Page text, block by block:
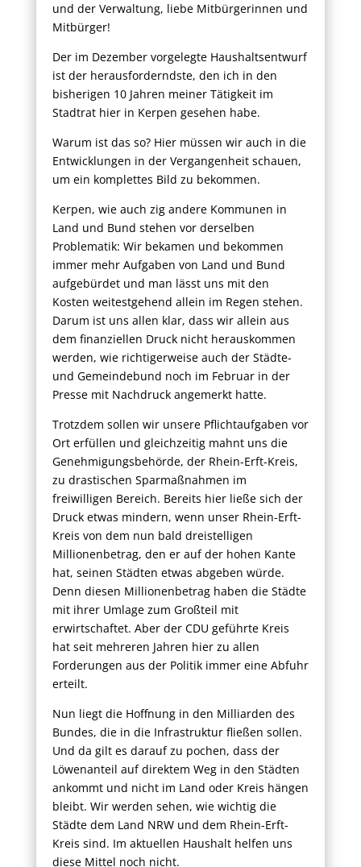
und der Verwaltung, liebe Mitbürgerinnen und
Mitbürger!
Der im Dezember vorgelegte Haushaltsentwurf
ist der herausforderndste, den ich in den
bisherigen 10 Jahren meiner Tätigkeit im
Stadtrat hier in Kerpen gesehen habe.
Warum ist das so? Hier müssen wir auch in die
Entwicklungen in der Vergangenheit schauen,
um ein komplettes Bild zu bekommen.
Kerpen, wie auch zig andere Kommunen in
Land und Bund stehen vor derselben
Problematik: Wir bekamen und bekommen
immer mehr Aufgaben von Land und Bund
aufgebürdet und man lässt uns mit den
Kosten weitestgehend allein im Regen stehen.
Darum ist uns allen klar, dass wir allein aus
dem finanziellen Druck nicht herauskommen
werden, wie richtigerweise auch der Städte-
und Gemeindebund noch im Februar in der
Presse mit Nachdruck angemerkt hatte.
Trotzdem sollen wir unsere Pflichtaufgaben vor
Ort erfüllen und gleichzeitig mahnt uns die
Genehmigungsbehörde, der Rhein-Erft-Kreis,
zu drastischen Sparmaßnahmen im
freiwilligen Bereich. Bereits hier ließe sich der
Druck etwas mindern, wenn unser Rhein-Erft-
Kreis von dem nun bald dreistelligen
Millionenbetrag, den er auf der hohen Kante
hat, seinen Städten etwas abgeben würde.
Denn diesen Millionenbetrag haben die Städte
mit ihrer Umlage zum Großteil mit
erwirtschaftet. Aber der CDU geführte Kreis
hat seit mehreren Jahren hier zu allen
Forderungen aus der Politik immer eine Abfuhr
erteilt.
Nun liegt die Hoffnung in den Milliarden des
Bundes, die in die Infrastruktur fließen sollen.
Und da gilt es darauf zu pochen, dass der
Löwenanteil auf direktem Weg in den Städten
ankommt und nicht im Land oder Kreis hängen
bleibt. Wir werden sehen, wie wichtig die
Städte dem Land NRW und dem Rhein-Erft-
Kreis sind. Im aktuellen Haushalt helfen uns
diese Mittel noch nicht.